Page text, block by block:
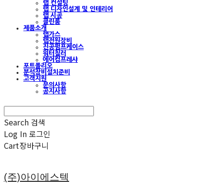
랩 컨설팅
랩 디자인설계 및 인테리어
랩 시공
클린룸
제품소개
랩가스
랩전원장비
진공펌프케이스
워터칠러
에어컴프레샤
포트폴리오
분석장비설치준비
고객지원
문의사항
공지사항
Search 검색
Log In 로그인
Cart장바구니
(주)아이에스텍